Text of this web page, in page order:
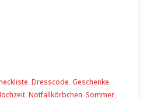
, Dresscode, Geschenke,
, Notfallkörbchen, Sommer,